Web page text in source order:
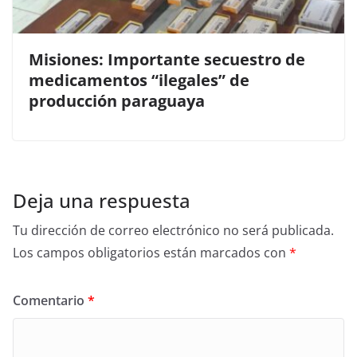
Misiones: Importante secuestro de
medicamentos “ilegales” de
producción paraguaya
Deja una respuesta
Tu dirección de correo electrónico no será publicada.
Los campos obligatorios están marcados con *
Comentario *